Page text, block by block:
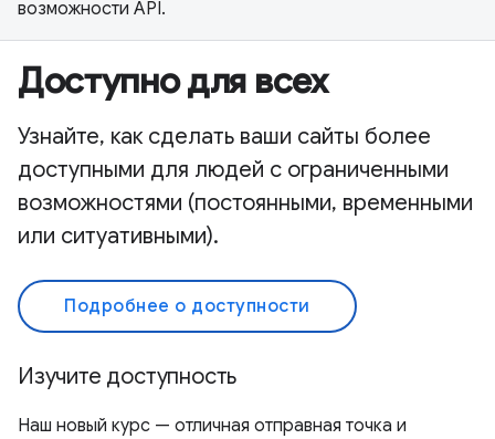
возможности API.
Доступно для всех
Узнайте, как сделать ваши сайты более
доступными для людей с ограниченными
возможностями (постоянными, временными
или ситуативными).
Подробнее о доступности
Изучите доступность
Наш новый курс — отличная отправная точка и